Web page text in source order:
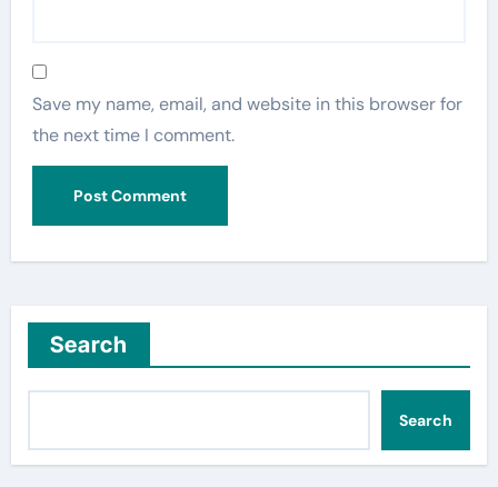
Save my name, email, and website in this browser for
the next time I comment.
Search
Search